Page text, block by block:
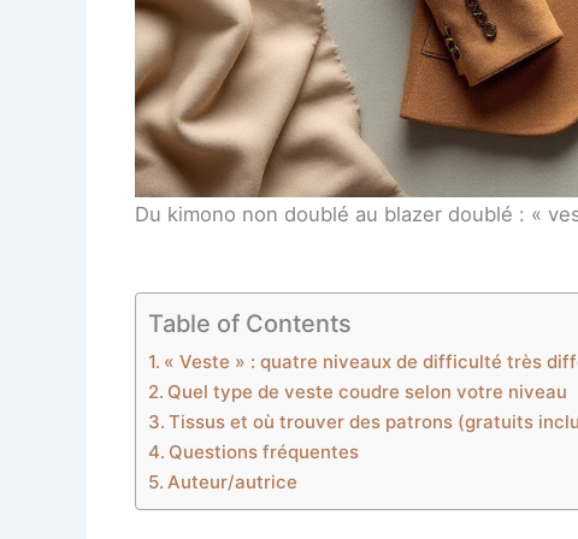
Du kimono non doublé au blazer doublé : «
Table of Contents
« Veste » : quatre niveaux de difficulté très
Quel type de veste coudre selon votre niveau
Tissus et où trouver des patrons (gratuits
Questions fréquentes
Auteur/autrice